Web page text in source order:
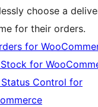
choose a
for their orders.
for
for
Control for